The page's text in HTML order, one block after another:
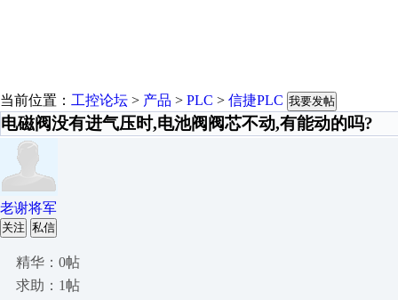
当前位置： 工控论坛 > 产品 > PLC > 信捷PLC 我要发帖
电磁阀没有进气压时,电池阀阀芯不动,有能动的吗?
老谢将军
关注 私信
精华：0帖
求助：1帖